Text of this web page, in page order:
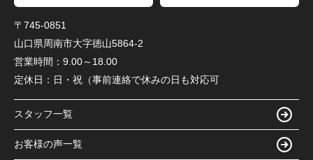
〒745-0851
山口県周南市大字徳山5864-2
営業時間： 9.00～18.00
定休日： 日・祝（事前連絡で休みの日も対応可
スタッフ一覧
お客様の声一覧